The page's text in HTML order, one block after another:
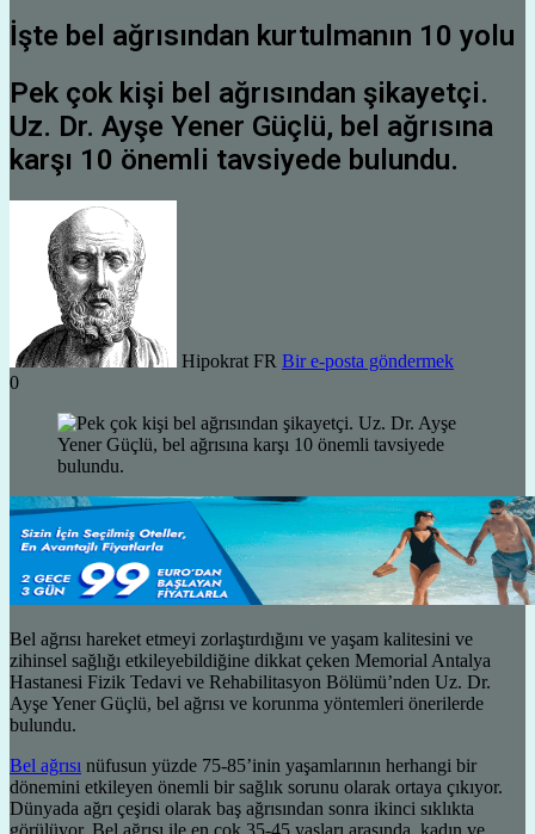
İşte bel ağrısından kurtulmanın 10 yolu
Pek çok kişi bel ağrısından şikayetçi.
Uz. Dr. Ayşe Yener Güçlü, bel ağrısına
karşı 10 önemli tavsiyede bulundu.
Hipokrat FR Bir e-posta göndermek
0
Bel ağrısı hareket etmeyi zorlaştırdığını ve yaşam kalitesini ve
zihinsel sağlığı etkileyebildiğine dikkat çeken Memorial Antalya
Hastanesi Fizik Tedavi ve Rehabilitasyon Bölümü’nden Uz. Dr.
Ayşe Yener Güçlü, bel ağrısı ve korunma yöntemleri önerilerde
bulundu.
Bel ağrısı nüfusun yüzde 75-85’inin yaşamlarının herhangi bir
dönemini etkileyen önemli bir sağlık sorunu olarak ortaya çıkıyor.
Dünyada ağrı çeşidi olarak baş ağrısından sonra ikinci sıklıkta
görülüyor. Bel ağrısı ile en çok 35-45 yaşları arasında, kadın ve